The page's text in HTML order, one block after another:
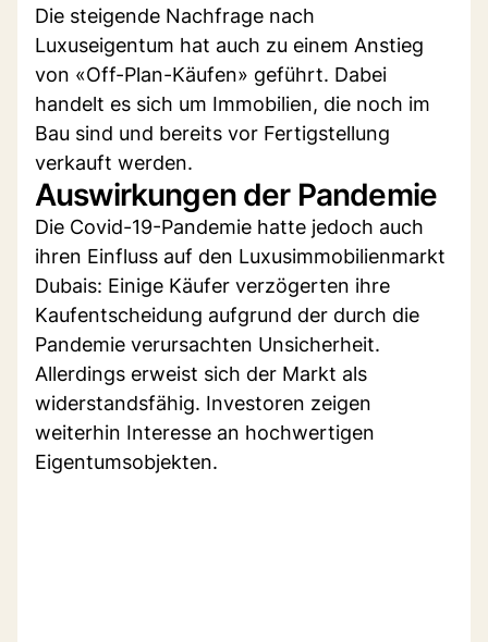
Die steigende Nachfrage nach
Luxuseigentum hat auch zu einem Anstieg
von «Off-Plan-Käufen» geführt. Dabei
handelt es sich um Immobilien, die noch im
Bau sind und bereits vor Fertigstellung
verkauft werden.
Auswirkungen der Pandemie
Die Covid-19-Pandemie hatte jedoch auch
ihren Einfluss auf den Luxusimmobilienmarkt
Dubais: Einige Käufer verzögerten ihre
Kaufentscheidung aufgrund der durch die
Pandemie verursachten Unsicherheit.
Allerdings erweist sich der Markt als
widerstandsfähig. Investoren zeigen
weiterhin Interesse an hochwertigen
Eigentumsobjekten.